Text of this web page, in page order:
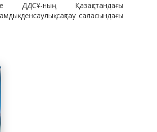
ДДСҰ-ның Қазақстандағы
денсаулық сақтау саласындағы